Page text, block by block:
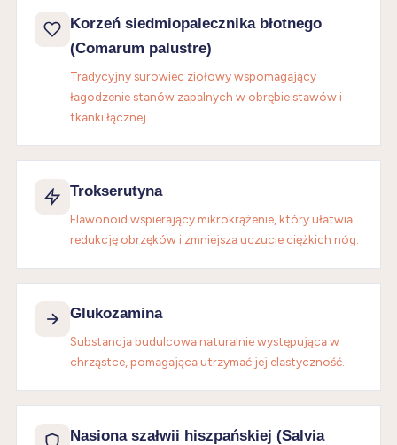
Korzeń siedmiopalecznika błotnego
(Comarum palustre)
Tradycyjny surowiec ziołowy wspomagający
łagodzenie stanów zapalnych w obrębie stawów i
tkanki łącznej.
Trokserutyna
Flawonoid wspierający mikrokrążenie, który ułatwia
redukcję obrzęków i zmniejsza uczucie ciężkich nóg.
Glukozamina
Substancja budulcowa naturalnie występująca w
chrząstce, pomagająca utrzymać jej elastyczność.
Nasiona szałwii hiszpańskiej (Salvia